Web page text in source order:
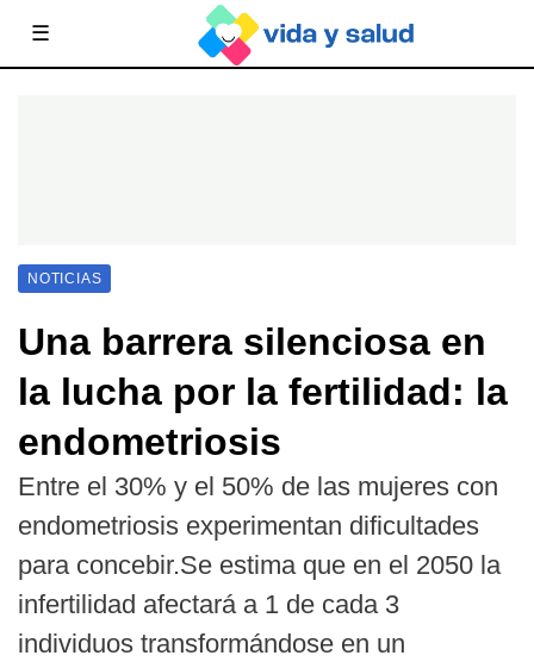
☰
NOTICIAS
Una barrera silenciosa en
la lucha por la fertilidad: la
endometriosis
Entre el 30% y el 50% de las mujeres con
endometriosis experimentan dificultades
para concebir.Se estima que en el 2050 la
infertilidad afectará a 1 de cada 3
individuos transformándose en un